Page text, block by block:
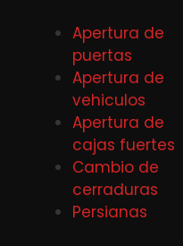
Apertura de
puertas
Apertura de
vehiculos
Apertura de
cajas fuertes
Cambio de
cerraduras
Persianas